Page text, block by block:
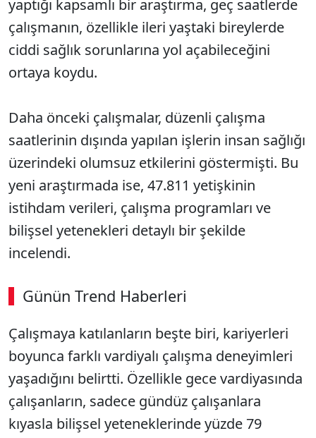
yaptığı kapsamlı bir araştırma, geç saatlerde
çalışmanın, özellikle ileri yaştaki bireylerde
ciddi sağlık sorunlarına yol açabileceğini
ortaya koydu.
Daha önceki çalışmalar, düzenli çalışma
saatlerinin dışında yapılan işlerin insan sağlığı
üzerindeki olumsuz etkilerini göstermişti. Bu
yeni araştırmada ise, 47.811 yetişkinin
istihdam verileri, çalışma programları ve
bilişsel yetenekleri detaylı bir şekilde
incelendi.
Günün Trend Haberleri
Çalışmaya katılanların beşte biri, kariyerleri
boyunca farklı vardiyalı çalışma deneyimleri
yaşadığını belirtti. Özellikle gece vardiyasında
çalışanların, sadece gündüz çalışanlara
kıyasla bilişsel yeteneklerinde yüzde 79